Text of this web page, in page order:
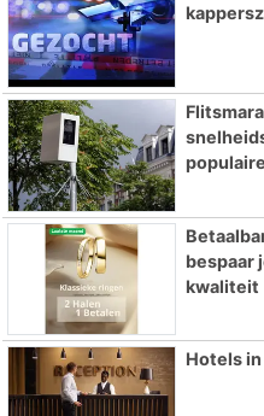
bespaar
kwaliteit
Hotels